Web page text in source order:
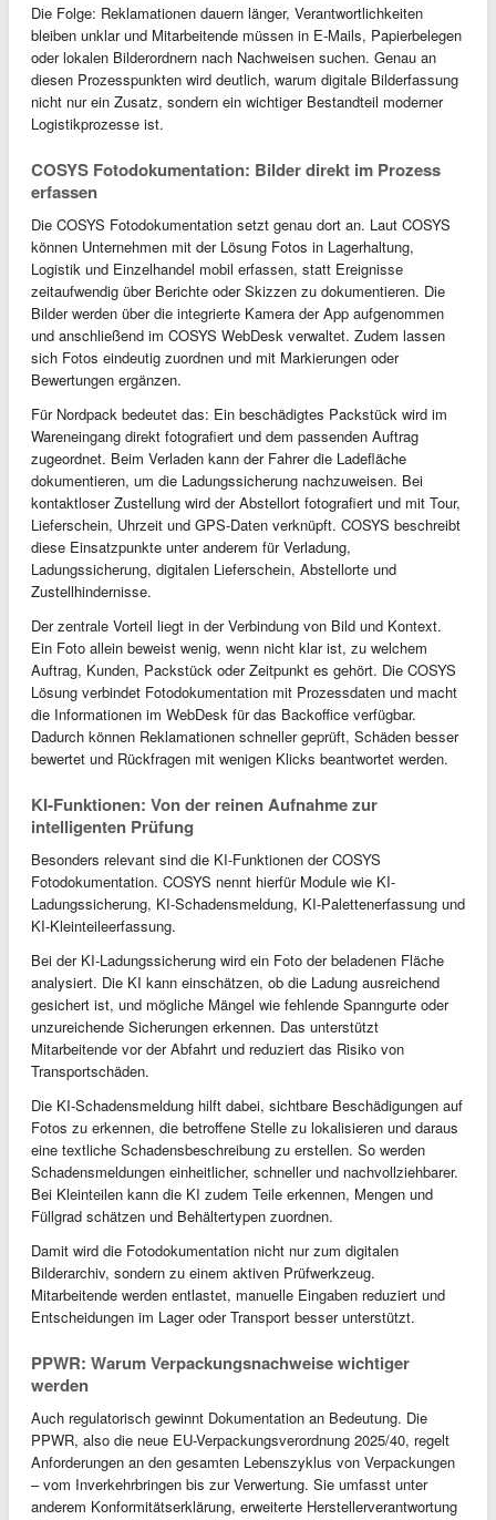
Die Folge: Reklamationen dauern länger, Verantwortlichkeiten
bleiben unklar und Mitarbeitende müssen in E-Mails, Papierbelegen
oder lokalen Bilderordnern nach Nachweisen suchen. Genau an
diesen Prozesspunkten wird deutlich, warum digitale Bilderfassung
nicht nur ein Zusatz, sondern ein wichtiger Bestandteil moderner
Logistikprozesse ist.
COSYS Fotodokumentation: Bilder direkt im Prozess
erfassen
Die COSYS Fotodokumentation setzt genau dort an. Laut COSYS
können Unternehmen mit der Lösung Fotos in Lagerhaltung,
Logistik und Einzelhandel mobil erfassen, statt Ereignisse
zeitaufwendig über Berichte oder Skizzen zu dokumentieren. Die
Bilder werden über die integrierte Kamera der App aufgenommen
und anschließend im COSYS WebDesk verwaltet. Zudem lassen
sich Fotos eindeutig zuordnen und mit Markierungen oder
Bewertungen ergänzen.
Für Nordpack bedeutet das: Ein beschädigtes Packstück wird im
Wareneingang direkt fotografiert und dem passenden Auftrag
zugeordnet. Beim Verladen kann der Fahrer die Ladefläche
dokumentieren, um die Ladungssicherung nachzuweisen. Bei
kontaktloser Zustellung wird der Abstellort fotografiert und mit Tour,
Lieferschein, Uhrzeit und GPS-Daten verknüpft. COSYS beschreibt
diese Einsatzpunkte unter anderem für Verladung,
Ladungssicherung, digitalen Lieferschein, Abstellorte und
Zustellhindernisse.
Der zentrale Vorteil liegt in der Verbindung von Bild und Kontext.
Ein Foto allein beweist wenig, wenn nicht klar ist, zu welchem
Auftrag, Kunden, Packstück oder Zeitpunkt es gehört. Die COSYS
Lösung verbindet Fotodokumentation mit Prozessdaten und macht
die Informationen im WebDesk für das Backoffice verfügbar.
Dadurch können Reklamationen schneller geprüft, Schäden besser
bewertet und Rückfragen mit wenigen Klicks beantwortet werden.
KI-Funktionen: Von der reinen Aufnahme zur
intelligenten Prüfung
Besonders relevant sind die KI-Funktionen der COSYS
Fotodokumentation. COSYS nennt hierfür Module wie KI-
Ladungssicherung, KI-Schadensmeldung, KI-Palettenerfassung und
KI-Kleinteileerfassung.
Bei der KI-Ladungssicherung wird ein Foto der beladenen Fläche
analysiert. Die KI kann einschätzen, ob die Ladung ausreichend
gesichert ist, und mögliche Mängel wie fehlende Spanngurte oder
unzureichende Sicherungen erkennen. Das unterstützt
Mitarbeitende vor der Abfahrt und reduziert das Risiko von
Transportschäden.
Die KI-Schadensmeldung hilft dabei, sichtbare Beschädigungen auf
Fotos zu erkennen, die betroffene Stelle zu lokalisieren und daraus
eine textliche Schadensbeschreibung zu erstellen. So werden
Schadensmeldungen einheitlicher, schneller und nachvollziehbarer.
Bei Kleinteilen kann die KI zudem Teile erkennen, Mengen und
Füllgrad schätzen und Behältertypen zuordnen.
Damit wird die Fotodokumentation nicht nur zum digitalen
Bilderarchiv, sondern zu einem aktiven Prüfwerkzeug.
Mitarbeitende werden entlastet, manuelle Eingaben reduziert und
Entscheidungen im Lager oder Transport besser unterstützt.
PPWR: Warum Verpackungsnachweise wichtiger
werden
Auch regulatorisch gewinnt Dokumentation an Bedeutung. Die
PPWR, also die neue EU-Verpackungsverordnung 2025/40, regelt
Anforderungen an den gesamten Lebenszyklus von Verpackungen
– vom Inverkehrbringen bis zur Verwertung. Sie umfasst unter
anderem Konformitätserklärung, erweiterte Herstellerverantwortung